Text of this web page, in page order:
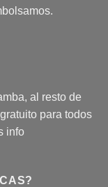
al resto de
para todos
info